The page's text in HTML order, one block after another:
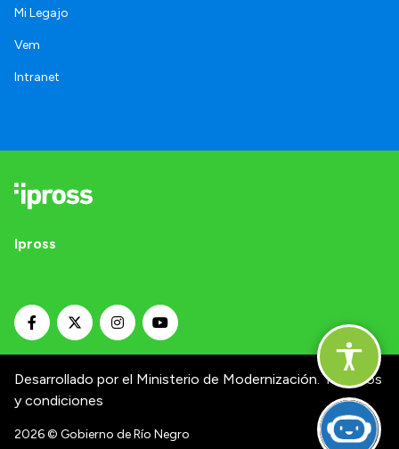
Mi Legajo
Vem
Intranet
Ipross
Desarrollado por el Ministerio de Modernización. Términos
y condiciones
2026© Gobierno de Río Negro